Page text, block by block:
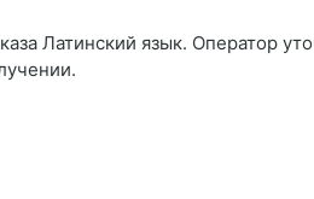
Латинский язык. Оператор